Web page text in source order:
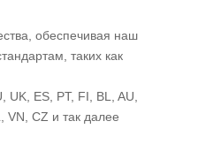
обеспечивая наш
таких как
ES, PT, FI, BL, AU,
VN, CZ и так далее